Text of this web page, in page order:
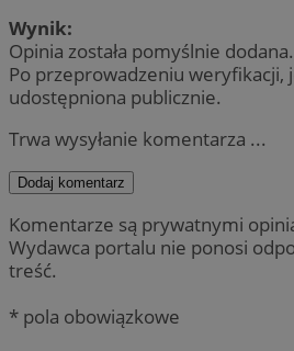
Wynik:
Opinia została pomyślnie dodana.
Po przeprowadzeniu weryfikacji,
udostępniona publicznie.
Trwa wysyłanie komentarza ...
Dodaj komentarz
Komentarze są prywatnymi
Wydawca portalu nie ponosi
treść.
* pola obowiązkowe